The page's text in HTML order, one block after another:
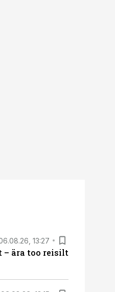
13:27
– ära too reisilt